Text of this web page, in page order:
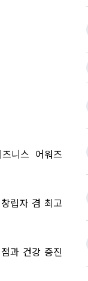
니스 어워즈
창립자 겸 최고
과 건강 증진